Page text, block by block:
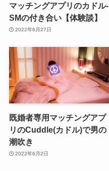
マッチングアプリのカドル-
SMの付き合い【体験談】
2022年6月27日
既婚者専用マッチングアプ
リのCuddle(カドル)で男の
潮吹き
2022年6月2日